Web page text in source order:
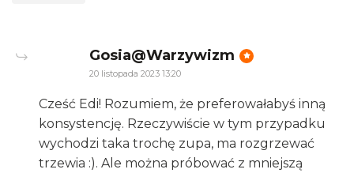
Gosia@Warzywizm says:
20 listopada 2023 13:20
Cześć Edi! Rozumiem, że preferowałabyś inną
konsystencję. Rzeczywiście w tym przypadku
wychodzi taka trochę zupa, ma rozgrzewać
trzewia :). Ale można próbować z mniejszą